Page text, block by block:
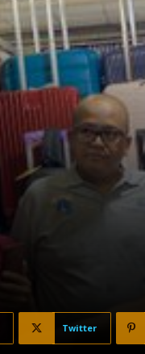
Twitter